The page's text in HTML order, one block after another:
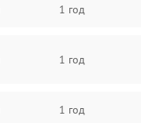
1 год
1 год
1 год